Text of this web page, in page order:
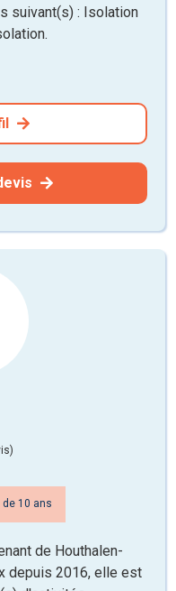
suivant(s) : Isolation
de 10 ans
de Houthalen-
depuis 2016, elle est